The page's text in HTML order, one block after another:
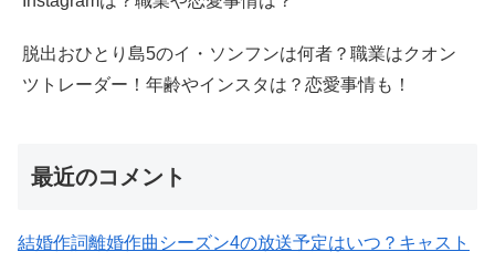
脱出おひとり島5のイ・ソンフンは何者？職業はクオン
ツトレーダー！年齢やインスタは？恋愛事情も！
最近のコメント
結婚作詞離婚作曲シーズン4の放送予定はいつ？キャスト